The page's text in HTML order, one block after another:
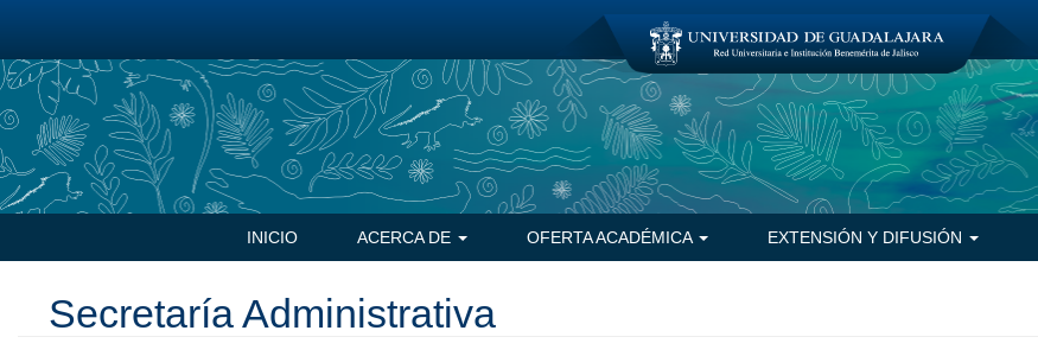
contenido
principal
Navegación
principal
INICIO ACERCA DE OFERTA ACADÉMICA EXTENSIÓN Y DIFUSIÓN
Secretaría Administrativa